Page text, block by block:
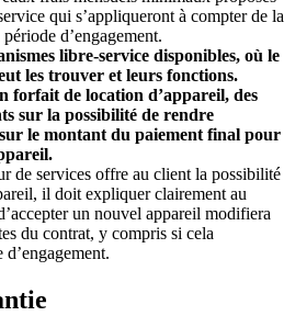
qui s’appliqueront à compter de la
d’engagement.
libre-service disponibles, où le
les trouver et leurs fonctions.
forfait de location d’appareil, des
sur la possibilité de rendre
le montant du paiement final pour
de services offre au client la possibilité
il doit expliquer clairement au
un nouvel appareil modifiera
du contrat, y compris si cela